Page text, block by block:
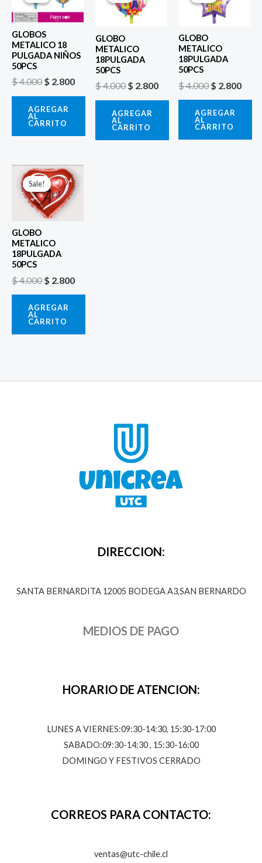
GLOBOS
METALICO 18
PULGADA NIÑOS
50PCS
$4.000
original
era:
$ 2.800
AGREGAR
AL
CARRITO
GLOBO
METALICO
18PULGADA
50PCS
$4.000
original
era:
$ 2.800
AGREGAR
AL
CARRITO
GLOBO
METALICO
18PULGADA
50PCS
$4.000
original
era:
$ 2.800
AGREGAR
AL
CARRITO
Sale!
Sale!
GLOBO
METALICO
18PULGADA
50PCS
$4.000
El
precio
original
era:
$ 4.000.
$ 2.800
El
precio
actual
AGREGAR
AL
CARRITO
DIRECCION:
SANTA BERNARDITA 12005 BODEGA A3,SAN BERNARDO
MEDIOS DE PAGO
HORARIO DE ATENCION:
LUNES A VIERNES:09:30-14:30, 15:30-17:00
SABADO:09:30-14:30 , 15:30-16:00
DOMINGO Y FESTIVOS CERRADO
CORREOS PARA CONTACTO:
ventas@utc-chile.cl